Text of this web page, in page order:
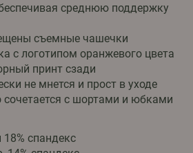
среднюю поддержку
съемные чашечки
с логотипом оранжевого цвета
принт сзади
не мнется и прост в уходе
сочетается с шортами и юбками
спандекс